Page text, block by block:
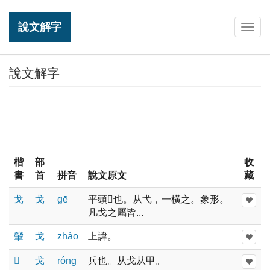
說文解字
說文解字
楷
書
部
首
拼音 說文原文
收
藏
戈 戈 ɡē
平頭𢧢也。从弋，一橫之。象形。
凡戈之屬皆...
肈 戈 zhào 上諱。
𢦦 戈 rónɡ 兵也。从戈从甲。